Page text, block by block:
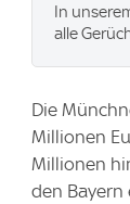
In
alle
Die
Millionen
Millionen
den